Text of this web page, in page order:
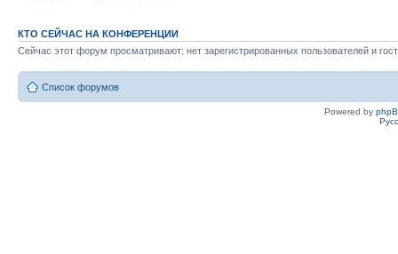
КТО СЕЙЧАС НА КОНФЕРЕНЦИИ
Сейчас этот форум просматривают: нет зарегистрированных пользователей и
Список форумов
Powered by